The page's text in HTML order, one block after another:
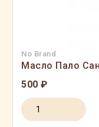
No Brand
Масло Пало
500 ₽